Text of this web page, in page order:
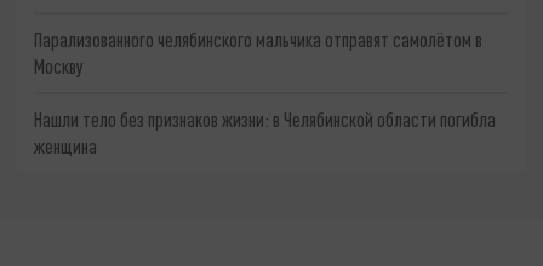
Парализованного челябинского мальчика отправят самолётом в
Москву
Нашли тело без признаков жизни: в Челябинской области погибла
женщина